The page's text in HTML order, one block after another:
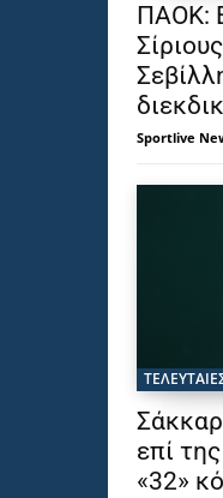
ΠΑΟΚ:
Sportlive
επί
«32»